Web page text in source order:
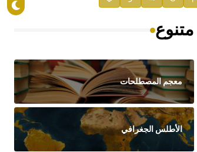
متنوع
معجم المصطلحات
الأطلس الجغرافي